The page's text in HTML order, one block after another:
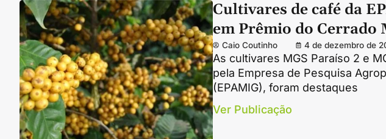
Cultivares de café da
em Prêmio do Cerrado
Caio Coutinho 4 de dezembro de
As cultivares MGS Paraíso 2 e
pela Empresa de Pesquisa
(EPAMIG), foram destaques
Ver Publicação